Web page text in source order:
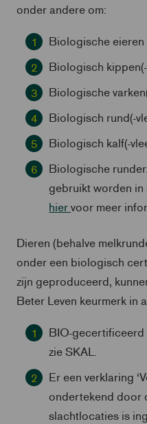
onder andere om:
Biologische eieren
Biologisch
Biologische
Biologisch rund(-
Biologisch kalf(-
Biologische
gebruikt worden
hiervoor meer
Dieren (behalve
onder een biologisch
zijn geproduceerd,
Beter Leven keurmerk in
BIO-gecertificeerd
zie SKAL.
Er een verklaring
ondertekend door
slachtlocaties is